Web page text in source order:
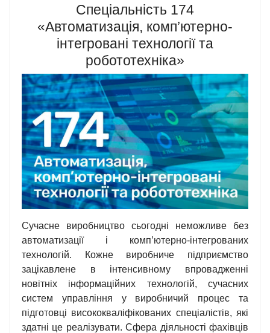
Спеціальність 174
«Автоматизація, комп’ютерно-
інтегровані технології та
робототехніка»
Сучасне виробництво сьогодні неможливе без
автоматизації і комп’ютерно-інтегрованих
технологій. Кожне виробниче підприємство
зацікавлене в інтенсивному впровадженні
новітніх інформаційних технологій, сучасних
систем управління у виробничий процес та
підготовці висококваліфікованих спеціалістів, які
здатні це реалізувати. Сфера діяльності фахівців